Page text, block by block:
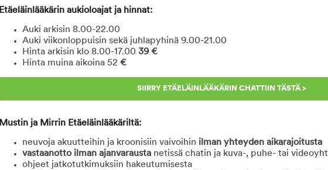
Etäeläinlääkärin aukioloajat ja hinnat:
Auki arkisin 8.00-22.00
Auki viikonloppuisin sekä juhlapyhinä 9.00-21.00
Hinta arkisin klo 8.00-17.00 39 €
Hinta muina aikoina 52 €
SIIRRY ETÄELÄINLÄÄKÄRIN CHATTIIN TÄSTÄ >
Mustin ja Mirrin Etäeläinlääkäriltä:
neuvoja akuutteihin ja kroonisiin vaivoihin ilman yhteyden aikarajoitusta
vastaanotto ilman ajanvarausta netissä chatin ja kuva-, puhe- tai
ohjeet jatkotutkimuksiin hakeutumisesta